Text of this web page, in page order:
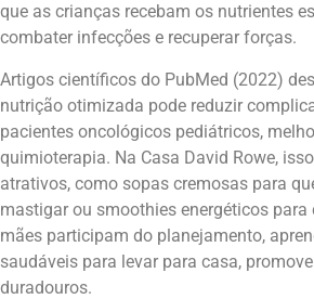
que as crianças recebam os nutrientes
combater infecções e recuperar forças.
Artigos científicos do PubMed (2022)
nutrição otimizada pode reduzir
pacientes oncológicos pediátricos,
quimioterapia. Na Casa David Rowe,
atrativos, como sopas cremosas para
mastigar ou smoothies energéticos
mães participam do planejamento,
saudáveis para levar para casa,
duradouros.